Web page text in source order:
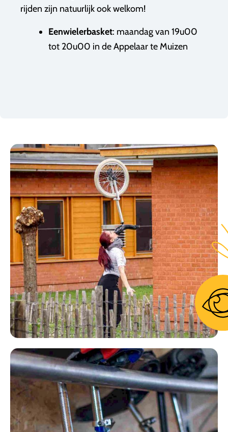
rijden zijn natuurlijk ook welkom!
Eenwielerbasket: maandag van 19u00
tot 20u00 in de Appelaar te Muizen